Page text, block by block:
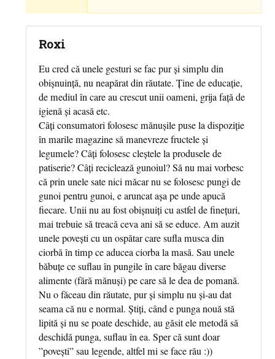
Roxi
Eu cred că unele gesturi se fac pur și simplu din
obișnuință, nu neapărat din răutate. Ține de educație,
de mediul în care au crescut unii oameni, grija față de
igienă și acasă etc.
Câți consumatori folosesc mănușile puse la dispoziție
în marile magazine să manevreze fructele și
legumele? Câți folosesc cleștele la produsele de
patiserie? Câți reciclează gunoiul? Să nu mai vorbesc
că prin unele sate nici măcar nu se folosesc pungi de
gunoi pentru gunoi, e aruncat așa pe unde apucă
fiecare. Unii nu au fost obișnuiți cu astfel de finețuri,
mai trebuie să treacă ceva ani să se educe. Am auzit
unele povești cu un ospătar care sufla musca din
ciorbă în timp ce aducea ciorba la masă. Sau unele
băbuțe ce suflau în pungile în care băgau diverse
alimente (fără mănuși) pe care să le dea de pomană.
Nu o făceau din răutate, pur și simplu nu și-au dat
seama că nu e normal. Știți, când e punga nouă stă
lipită și nu se poate deschide, au găsit ele metodă să
deschidă punga, suflau în ea. Sper că sunt doar
”povești” sau legende, altfel mi se face rău :))